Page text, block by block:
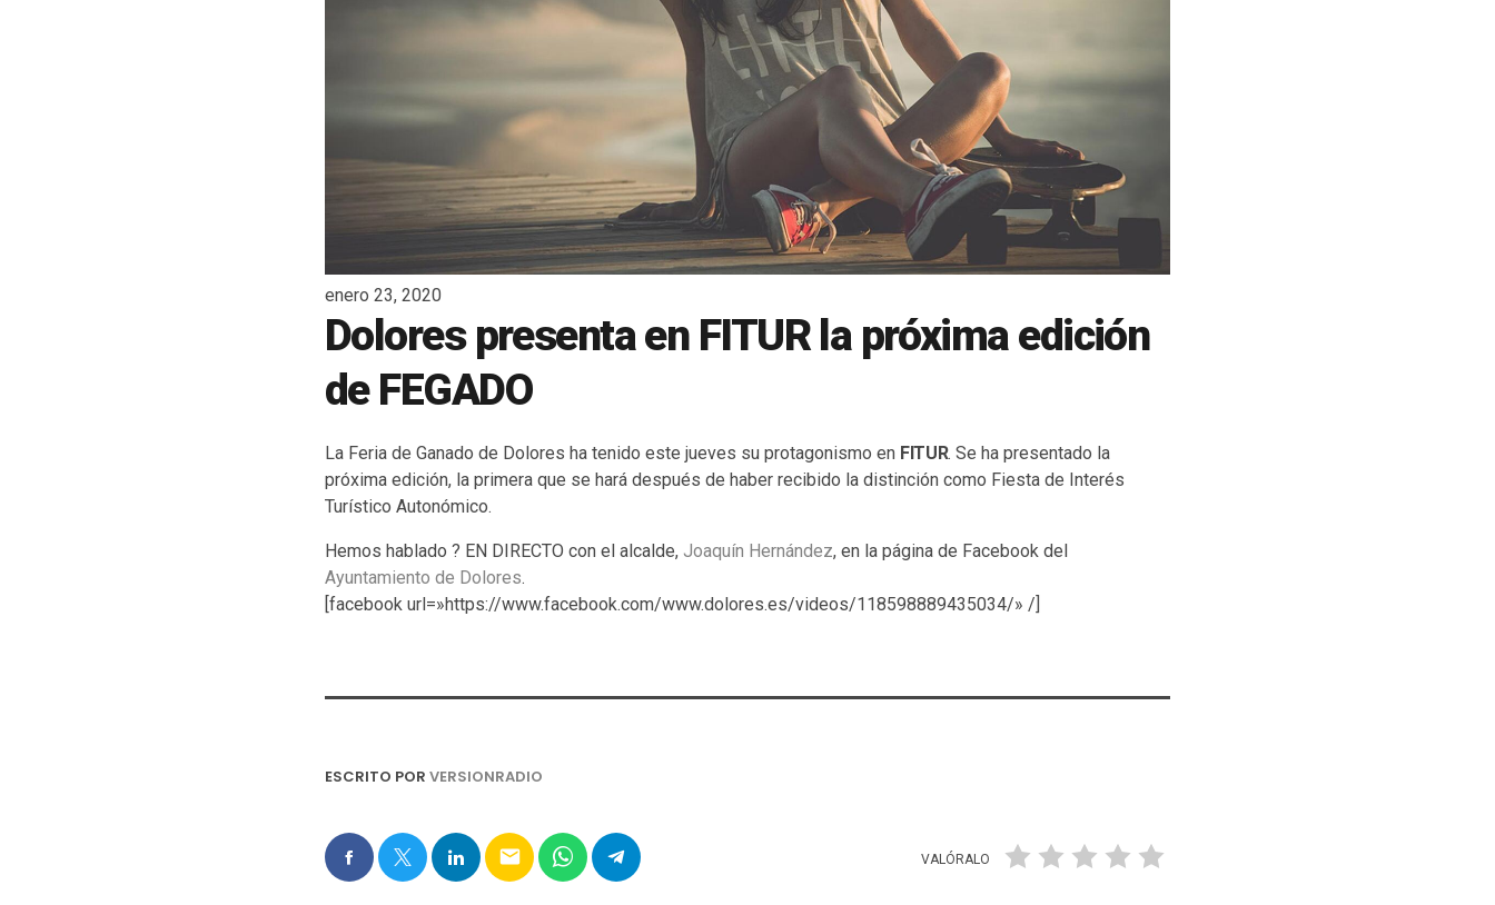
enero 23, 2020
Dolores presenta en FITUR la próxima edición
de FEGADO
La Feria de Ganado de Dolores ha tenido este jueves su protagonismo en FITUR. Se ha presentado la
próxima edición, la primera que se hará después de haber recibido la distinción como Fiesta de Interés
Turístico Autonómico.
Hemos hablado ? EN DIRECTO con el alcalde, Joaquín Hernández, en la página de Facebook del
Ayuntamiento de Dolores.
[facebook url=»https://www.facebook.com/www.dolores.es/videos/118598889435034/» /]
ESCRITO POR VERSIONRADIO
email VALÓRALO